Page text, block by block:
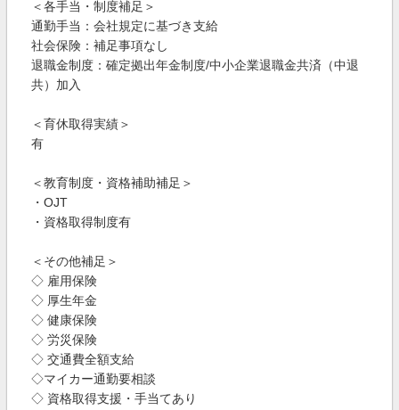
＜各手当・制度補足＞
通勤手当：会社規定に基づき支給
社会保険：補足事項なし
退職金制度：確定拠出年金制度/中小企業退職金共済（中退
共）加入
＜育休取得実績＞
有
＜教育制度・資格補助補足＞
・OJT
・資格取得制度有
＜その他補足＞
◇ 雇用保険
◇ 厚生年金
◇ 健康保険
◇ 労災保険
◇ 交通費全額支給
◇マイカー通勤要相談
◇ 資格取得支援・手当てあり